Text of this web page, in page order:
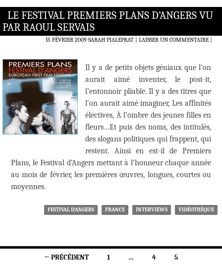
LE FESTIVAL PREMIERS PLANS D’ANGERS VU
PAR RAOUL SERVAIS
15 FÉVRIER 2009 SARAH PIALEPRAT LAISSER UN COMMENTAIRE|
Il y a de petits objets géniaux que l’on
aurait aimé inventer, le post-it,
l’entonnoir pliable. Il y a des titres que
l’on aurait aimé imaginer, Les affinités
électives, À l’ombre des jeunes filles en
fleurs…Et puis des noms, des intitulés,
des slogans politiques qui frappent, qui
restent. Ainsi en est-il de Premiers
Plans, le Festival d’Angers mettant à l’honneur chaque année
au mois de février, les premières œuvres, longues, courtes ou
moyennes.
FESTIVAL D'ANGERS FRANCE INTERVIEWS VIDÉOTHÈQUE
Navigation← PRÉCÉDENT 1 … 4 5